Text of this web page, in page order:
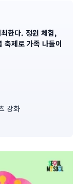
한다. 정원 체험,
축제로 가족 나들이
강화